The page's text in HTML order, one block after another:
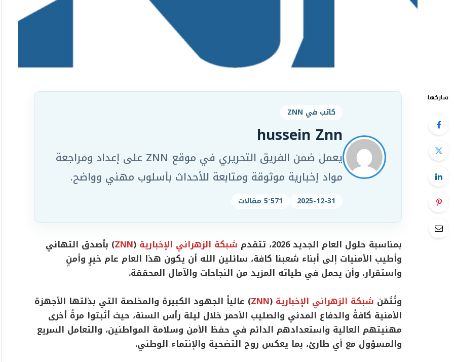
شاركها
كاتب في ZNN
hussein Znn
يعمل ضمن الفريق التحريري في موقع ZNN على إعداد ومراجعة
مواد إخبارية موثوقة ومتابعة للأحداث بأسلوب مهني وواضح.
2025-12-31 5٬571 مقالات
بمناسبة حلول العام الجديد 2026، تتقدم شبكة الزهراني الإخبارية (
ZNN) بأصدق التهاني
وأطيب الأمنيات إلى أبناء شعبنا كافة، سائلين الله أن يكون هذا العام عام خيرٍ وأمنٍ
واستقرار، وأن يحمل في طياته المزيد من النجاحات والآمال المحققة.
وتُثمّن شبكة الزهراني الإخبارية (
ZNN) عالياً الجهود الكبيرة والمخلصة التي بذلتها الأجهزة
الأمنية كافةً والدفاع المدني والصليب الأحمر خلال ليلة رأس السنة، حيث أثبتوا مرةً أخرى
مهنيتهم العالية واستعدادهم الدائم في حفظ الأمن وسلامة المواطنين، والتعامل السريع
والمسؤول مع أي طارئ، بما يعكس روح التضحية والإنتماء الوطني.